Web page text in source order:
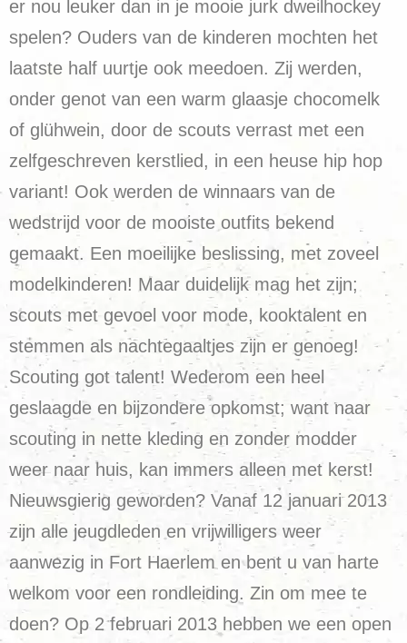
er nou leuker dan in je mooie jurk dweilhockey
spelen? Ouders van de kinderen mochten het
laatste half uurtje ook meedoen. Zij werden,
onder genot van een warm glaasje chocomelk
of glühwein, door de scouts verrast met een
zelfgeschreven kerstlied, in een heuse hip hop
variant! Ook werden de winnaars van de
wedstrijd voor de mooiste outfits bekend
gemaakt. Een moeilijke beslissing, met zoveel
modelkinderen! Maar duidelijk mag het zijn;
scouts met gevoel voor mode, kooktalent en
stemmen als nachtegaaltjes zijn er genoeg!
Scouting got talent! Wederom een heel
geslaagde en bijzondere opkomst; want naar
scouting in nette kleding en zonder modder
weer naar huis, kan immers alleen met kerst!
Nieuwsgierig geworden? Vanaf 12 januari 2013
zijn alle jeugdleden en vrijwilligers weer
aanwezig in Fort Haerlem en bent u van harte
welkom voor een rondleiding. Zin om mee te
doen? Op 2 februari 2013 hebben we een open